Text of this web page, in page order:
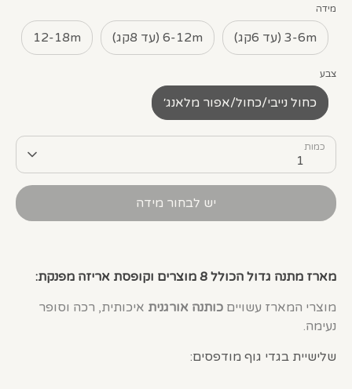
מידה
3-6m (עד 6קג) 6-12m (עד 8קג) 12-18m
צבע
כחול נייבי/כחול/אפור מלאנג׳
כמות
1
יש לבחור מידה
מארז מתנה גדול הכולל 8 מוצרים
וקופסת אריזה מפנקת:
מוצרי המארז עשויים כותנה אורגנית איכותית, רכה וסופר
נעימה.
שלישיית בגדי גוף מודפסים: